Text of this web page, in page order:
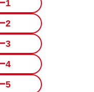
1
2
3
4
5